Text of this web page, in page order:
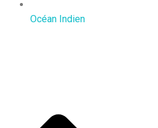
Océan Indien